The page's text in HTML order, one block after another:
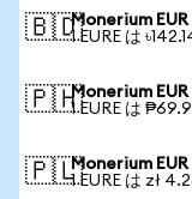
🇧🇩Monerium
1 EURE は
🇵🇭Monerium
1 EURE は
🇵🇱Monerium
1 EURE は zł